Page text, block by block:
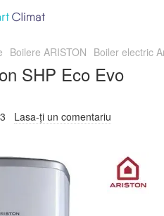
Boilere ARISTON Boiler electric
SHP Eco Evo
Lasa-ți un comentariu